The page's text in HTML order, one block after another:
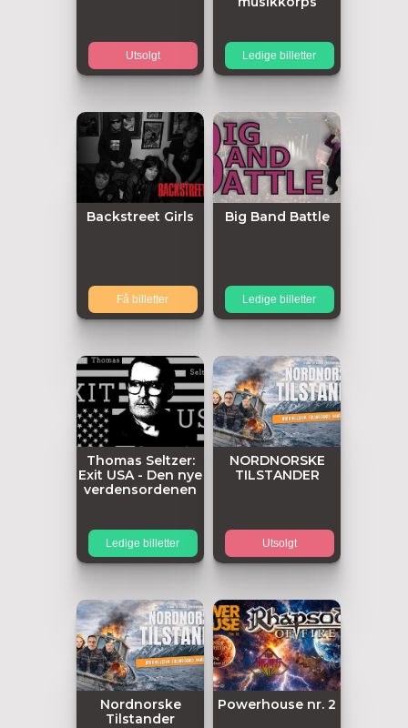
Utsolgt Ledige billetter
Backstreet Girls
Få billetter
Big Band Battle
Ledige billetter
Thomas Seltzer:
Exit USA - Den nye
verdensordenen
Ledige billetter
NORDNORSKE
TILSTANDER
Utsolgt
Nordnorske
Tilstander
Powerhouse nr. 2